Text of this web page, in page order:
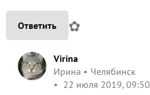
Ответить ✿
Virina
Ирина
Челябинск
22 июля 2019, 09:50